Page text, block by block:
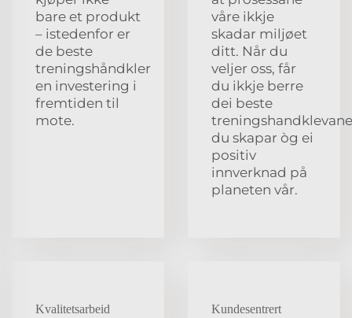
bare et produkt
– istedenfor er
de beste
treningshåndkler
en investering i
fremtiden til
mote.
våre ikkje
skadar miljøet
ditt. Når du
veljer oss, får
du ikkje berre
dei beste
du skapar òg ei
positiv
innverknad på
planeten vår.
Kvalitetsarbeid
Kundesentrert